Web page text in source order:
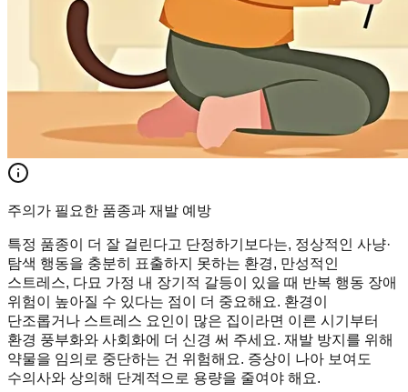
주의가 필요한 품종과 재발 예방
특정 품종이 더 잘 걸린다고 단정하기보다는, 정상적인 사냥·
탐색 행동을 충분히 표출하지 못하는 환경, 만성적인
스트레스, 다묘 가정 내 장기적 갈등이 있을 때 반복 행동 장애
위험이 높아질 수 있다는 점이 더 중요해요. 환경이
단조롭거나 스트레스 요인이 많은 집이라면 이른 시기부터
환경 풍부화와 사회화에 더 신경 써 주세요. 재발 방지를 위해
약물을 임의로 중단하는 건 위험해요. 증상이 나아 보여도
수의사와 상의해 단계적으로 용량을 줄여야 해요.